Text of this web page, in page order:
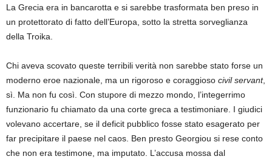
La Grecia era in bancarotta e si sarebbe trasformata ben preso in
un protettorato di fatto dell’Europa, sotto la stretta sorveglianza
della Troika.
Chi aveva scovato queste terribili verità non sarebbe stato forse un
moderno eroe nazionale, ma un rigoroso e coraggioso civil servant,
sì. Ma non fu così. Con stupore di mezzo mondo, l’integerrimo
funzionario fu chiamato da una corte greca a testimoniare. I giudici
volevano accertare, se il deficit pubblico fosse stato esagerato per
far precipitare il paese nel caos. Ben presto Georgiou si rese conto
che non era testimone, ma imputato. L’accusa mossa dal